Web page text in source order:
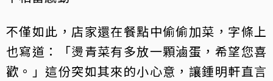
不僅如此，店家還在餐點中偷偷加菜，字條上
也寫道：「燙青菜有多放一顆滷蛋，希望您喜
歡。」這份突如其來的小心意，讓鍾明軒直言